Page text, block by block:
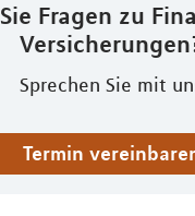
Fragen zu
Sprechen Sie mit
Termin